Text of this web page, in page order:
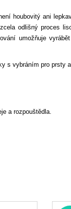
houbovitý ani
odlišný proces
umožňuje
s vybráním pro prsty
a rozpouštědla.